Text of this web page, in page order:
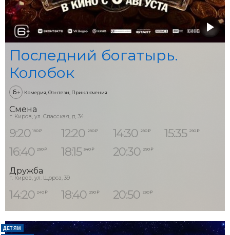
Последний богатырь.
Колобок
6+ Комедия, Фэнтези, Приключения
Смена
г. Киров, ул. Спасская, д. 34
9:20 190 ₽ 12:20 290 ₽ 14:30 290 ₽ 15:35 290 ₽
16:40 290 ₽ 18:15 340 ₽ 20:30 290 ₽
Дружба
г. Киров, ул. Щорса, 39
14:20 240 ₽ 18:40 290 ₽ 20:50 290 ₽
ДЕТЯМ